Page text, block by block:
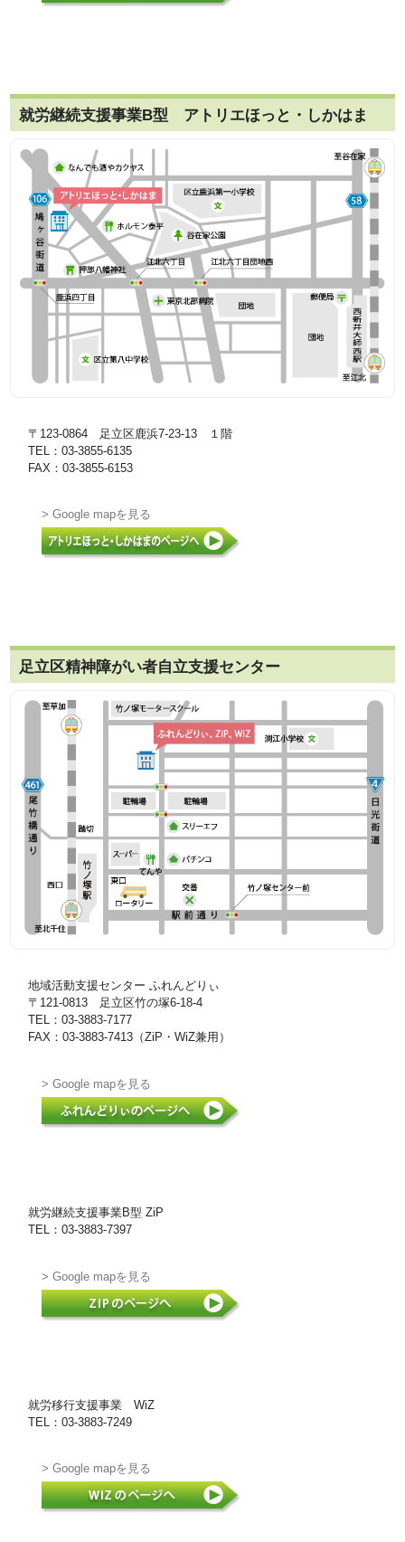
就労継続支援事業B型 アトリエほっと・しかはま
〒123-0864 足立区鹿浜7-23-13 １階
TEL：03-3855-6135
FAX：03-3855-6153
> Google mapを見る
足立区精神障がい者自立支援センター
地域活動支援センター ふれんどりぃ
〒121-0813 足立区竹の塚6-18-4
TEL：03-3883-7177
FAX：03-3883-7413（ZiP・WiZ兼用）
> Google mapを見る
就労継続支援事業B型 ZiP
TEL：03-3883-7397
> Google mapを見る
就労移行支援事業 WiZ
TEL：03-3883-7249
> Google mapを見る